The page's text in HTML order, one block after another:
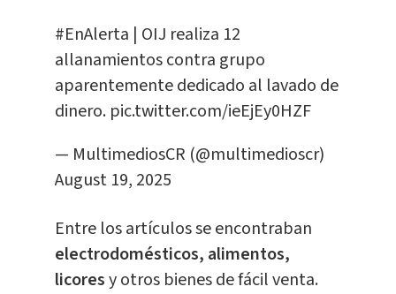
#EnAlerta | OIJ realiza 12
allanamientos contra grupo
aparentemente dedicado al lavado de
dinero. pic.twitter.com/ieEjEy0HZF
— MultimediosCR (@multimedioscr)
August 19, 2025
Entre los artículos se encontraban
electrodomésticos, alimentos,
licoresy otros bienes de fácil venta.